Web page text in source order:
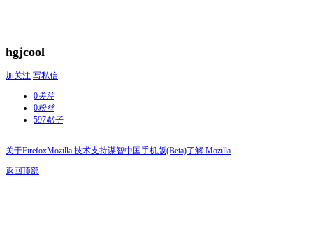
hgjcool
加关注 写私信
0关注
0粉丝
597帖子
关于FirefoxMozilla 技术支持谋智中国手机版(Beta)了解 Mozilla
返回顶部